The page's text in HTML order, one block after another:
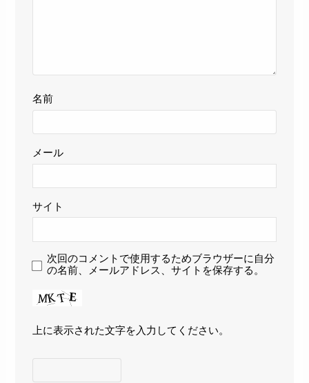
名前
メール
サイト
次回のコメントで使用するためブラウザーに自分
の名前、メールアドレス、サイトを保存する。
上に表示された文字を入力してください。